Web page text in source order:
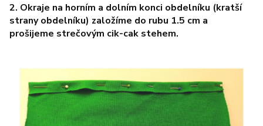
2. Okraje na horním a dolním konci obdelníku (kratší
strany obdelníku) založíme do rubu 1.5 cm a
prošijeme strečovým cik-cak stehem.